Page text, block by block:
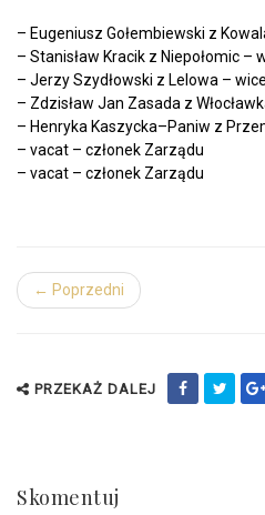
– Eugeniusz Gołembiewski z
– Stanisław Kracik z Niepołomic –
– Jerzy Szydłowski z Lelowa –
– Zdzisław Jan Zasada z
– Henryka Kaszycka–Paniw z
– vacat – członek Zarządu
– vacat – członek Zarządu
← Poprzedni
PRZEKAŻ DALEJ
Skomentuj